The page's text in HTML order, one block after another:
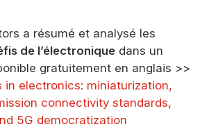
a résumé et analysé les
de l’électronique dans un
gratuitement en anglais >>
in electronics: miniaturization,
connectivity standards,
5G democratization